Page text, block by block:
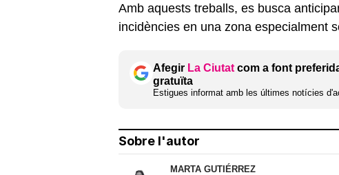
Amb aquests treballs, es busca
incidències en una zona especialment
Afegir La Ciutat com a font
gratuïta
Estigues informat amb les últimes notícies
Sobre l'autor
MARTA GUTIÉRREZ